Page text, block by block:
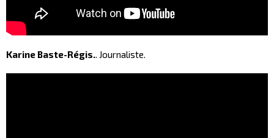
Karine Baste-Régis.. Journaliste.